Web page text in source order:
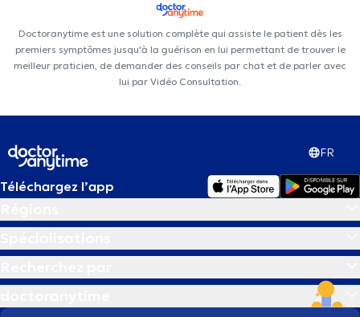
Doctoranytime est une solution complète qui assiste le patient dès les
premiers symptômes jusqu'à la guérison en lui permettant de trouver le
meilleur praticien, de demander des conseils par chat et de parler avec
lui par Vidéo Consultation.
FR
Téléchargez l’app